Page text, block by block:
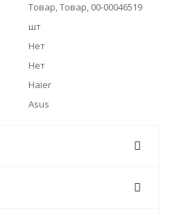
Товар, Товар, 00-00046519
шт
Нет
Нет
Haier
Asus